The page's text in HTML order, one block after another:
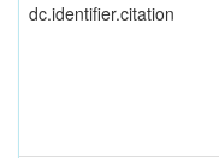
dc.identifier.citation